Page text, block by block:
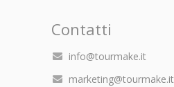
Contatti
info@tourmake.it
marketing@tourmake.it